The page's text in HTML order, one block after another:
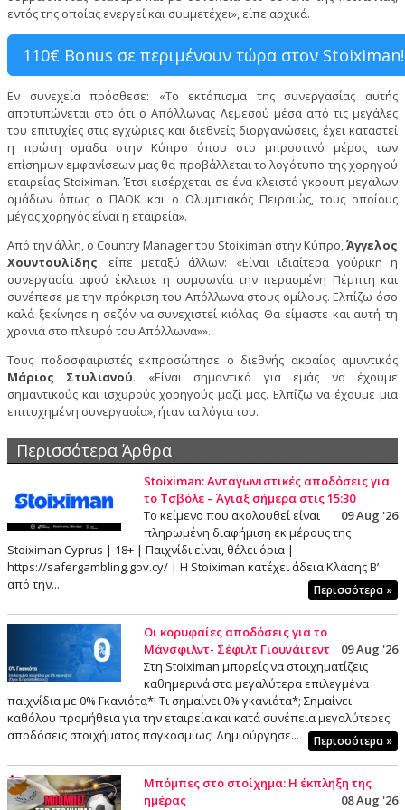
εντός της οποίας ενεργεί και συμμετέχει», είπε αρχικά.
110€ Bonus σε περιμένουν τώρα στον Stoiximan!
Εν συνεχεία πρόσθεσε: «Το εκτόπισμα της συνεργασίας αυτής
αποτυπώνεται στο ότι ο Απόλλωνας Λεμεσού μέσα από τις μεγάλες
του επιτυχίες στις εγχώριες και διεθνείς διοργανώσεις, έχει καταστεί
η πρώτη ομάδα στην Κύπρο όπου στο μπροστινό μέρος των
επίσημων εμφανίσεων μας θα προβάλλεται το λογότυπο της χορηγού
εταιρείας Stoiximan. Έτσι εισέρχεται σε ένα κλειστό γκρουπ μεγάλων
ομάδων όπως ο ΠΑΟΚ και ο Ολυμπιακός Πειραιώς, τους οποίους
μέγας χορηγός είναι η εταιρεία».
Από την άλλη, ο Country Manager του Stoiximan στην Κύπρο,Άγγελος
Χουντουλίδης, είπε μεταξύ άλλων: «Είναι ιδιαίτερα γούρικη η
συνεργασία αφού έκλεισε η συμφωνία την περασμένη Πέμπτη και
συνέπεσε με την πρόκριση του Απόλλωνα στους ομίλους. Ελπίζω όσο
καλά ξεκίνησε η σεζόν να συνεχιστεί κιόλας. Θα είμαστε και αυτή τη
χρονιά στο πλευρό του Απόλλωνα»».
Τους ποδοσφαιριστές εκπροσώπησε ο διεθνής ακραίος αμυντικός
Μάριος Στυλιανού. «Είναι σημαντικό για εμάς να έχουμε
σημαντικούς και ισχυρούς χορηγούς μαζί μας. Ελπίζω να έχουμε μια
επιτυχημένη συνεργασία», ήταν τα λόγια του.
Περισσότερα Άρθρα
Stoiximan: Ανταγωνιστικές αποδόσεις για
το Τσβόλε – Άγιαξ σήμερα στις 15:30
09 Aug '26
Το κείμενο που ακολουθεί είναι
πληρωμένη διαφήμιση εκ μέρους της
Stoiximan Cyprus | 18+ | Παιχνίδι είναι, θέλει όρια |
https://safergambling.gov.cy/ | Η Stoiximan κατέχει άδεια Κλάσης Β’
από την...
Περισσότερα »
Οι κορυφαίες αποδόσεις για το
Μάνσφιλντ- Σέφιλτ Γιουνάιτεντ
09 Aug '26
Στη Stoiximan μπορείς να στοιχηματίζεις
καθημερινά στα μεγαλύτερα επιλεγμένα
παιχνίδια με 0% Γκανιότα*! Τι σημαίνει 0% γκανιότα*; Σημαίνει
καθόλου προμήθεια για την εταιρεία και κατά συνέπεια μεγαλύτερες
αποδόσεις στοιχήματος παγκοσμίως! Δημιούργησε...
Περισσότερα »
Μπόμπες στο στοίχημα: Η έκπληξη της
ημέρας
08 Aug '26